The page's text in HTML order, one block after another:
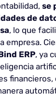
se
de
, lo que
empresa.
ERP, ya
financieros,